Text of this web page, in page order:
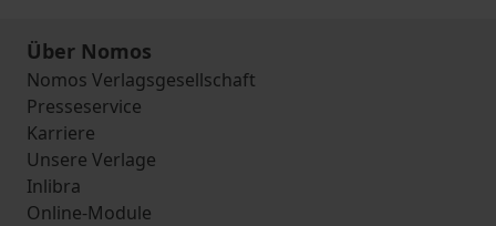
Über Nomos
Nomos Verlagsgesellschaft
Presseservice
Karriere
Unsere Verlage
Inlibra
Online-Module